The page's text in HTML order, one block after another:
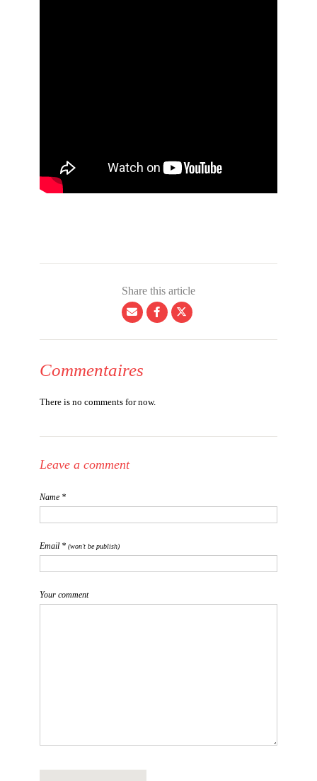
Share this article
Commentaires
There is no comments for now.
Leave a comment
Name *
Email * (won't be publish)
Your comment